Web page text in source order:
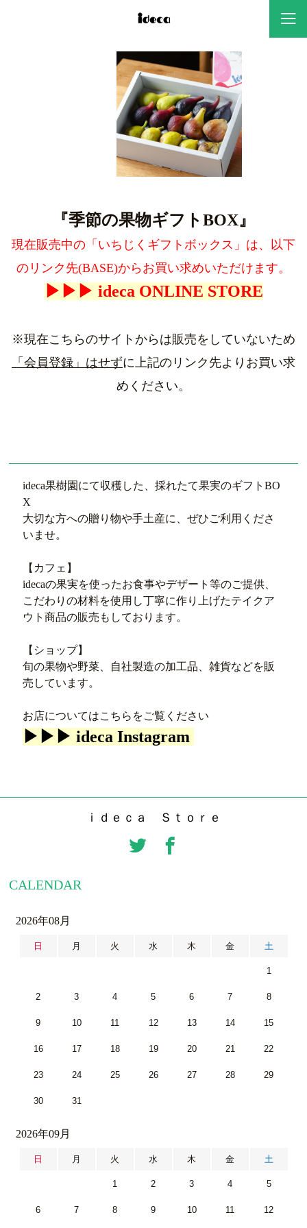
『季節の果物ギフトBOX』
現在販売中の「いちじくギフトボックス」は、以下
のリンク先(BASE)からお買い求めいただけます。
▶︎▶︎▶︎ ideca ONLINE STORE
※現在こちらのサイトからは販売をしていないため
「会員登録」はせずに上記のリンク先よりお買い求
めください。
ideca果樹園にて収穫した、採れたて果実のギフトBO
X
大切な方への贈り物や手土産に、ぜひご利用くださ
いませ。
【カフェ】
idecaの果実を使ったお食事やデザート等のご提供、
こだわりの材料を使用し丁寧に作り上げたテイクア
ウト商品の販売もしております。
【ショップ】
旬の果物や野菜、自社製造の加工品、雑貨などを販
売しています。
お店についてはこちらをご覧ください
▶︎▶︎▶︎ ideca Instagram
ｉｄｅｃａ Ｓｔｏｒｅ
CALENDAR
2026年08月
日 月 火 水 木 金 土
1
2 3 4 5 6 7 8
9 10 11 12 13 14 15
16 17 18 19 20 21 22
23 24 25 26 27 28 29
30 31
2026年09月
日 月 火 水 木 金 土
1 2 3 4 5
6 7 8 9 10 11 12